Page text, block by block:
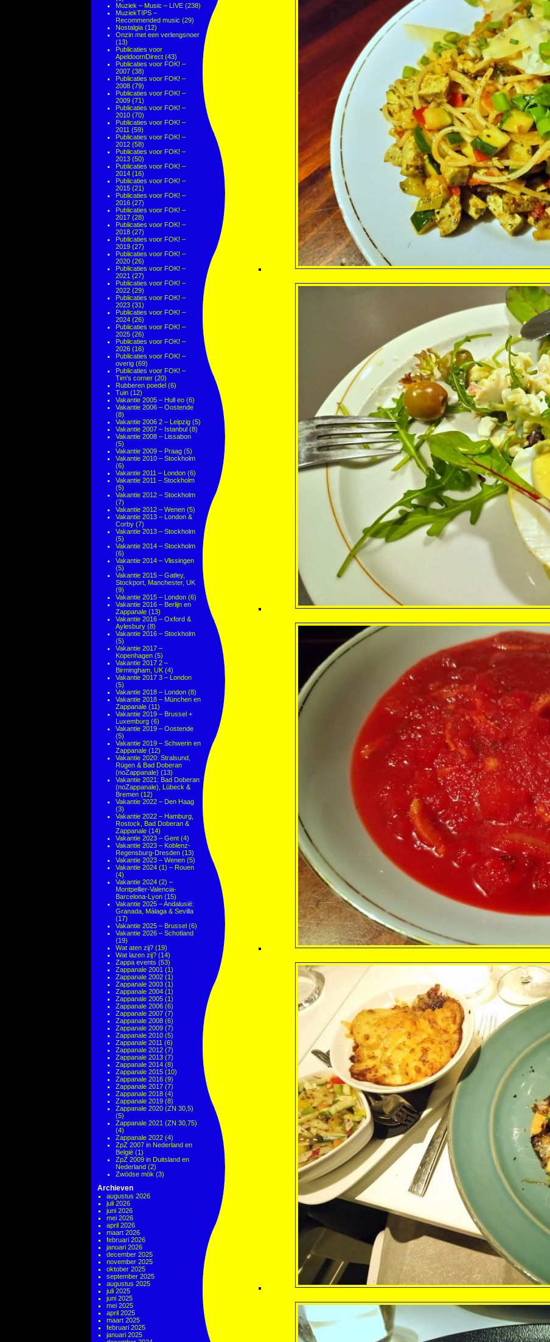
Muziek – Music – LIVE (238)
MuziekTIPS –
Recommended music (29)
Nostalgia (12)
Onzin met een verlengsnoer
(13)
Publicaties voor
ApeldoornDirect (43)
Publicaties voor FOK! –
2007 (38)
Publicaties voor FOK! –
2008 (79)
Publicaties voor FOK! –
2009 (71)
Publicaties voor FOK! –
2010 (70)
Publicaties voor FOK! –
2011 (59)
Publicaties voor FOK! –
2012 (58)
Publicaties voor FOK! –
2013 (50)
Publicaties voor FOK! –
2014 (16)
Publicaties voor FOK! –
2015 (21)
Publicaties voor FOK! –
2016 (27)
Publicaties voor FOK! –
2017 (28)
Publicaties voor FOK! –
2018 (27)
Publicaties voor FOK! –
2019 (27)
Publicaties voor FOK! –
2020 (26)
Publicaties voor FOK! –
2021 (27)
Publicaties voor FOK! –
2022 (29)
Publicaties voor FOK! –
2023 (31)
Publicaties voor FOK! –
2024 (26)
Publicaties voor FOK! –
2025 (26)
Publicaties voor FOK! –
2026 (16)
Publicaties voor FOK! –
overig (69)
Publicaties voor FOK! –
Tim's corner (20)
Rubberen poedel (6)
Tuin (12)
Vakantie 2005 – Hull eo (6)
Vakantie 2006 – Oostende
(8)
Vakantie 2006 2 – Leipzig (5)
Vakantie 2007 – Istanbul (8)
Vakantie 2008 – Lissabon
(5)
Vakantie 2009 – Praag (5)
Vakantie 2010 – Stockholm
(6)
Vakantie 2011 – London (6)
Vakantie 2011 – Stockholm
(5)
Vakantie 2012 – Stockholm
(7)
Vakantie 2012 – Wenen (5)
Vakantie 2013 – London &
Corby (7)
Vakantie 2013 – Stockholm
(5)
Vakantie 2014 – Stockholm
(6)
Vakantie 2014 – Vlissingen
(5)
Vakantie 2015 – Gatley,
Stockport, Manchester, UK
(9)
Vakantie 2015 – London (6)
Vakantie 2016 – Berlijn en
Zappanale (13)
Vakantie 2016 – Oxford &
Aylesbury (8)
Vakantie 2016 – Stockholm
(5)
Vakantie 2017 –
Kopenhagen (5)
Vakantie 2017 2 –
Birmingham, UK (4)
Vakantie 2017 3 – London
(5)
Vakantie 2018 – London (8)
Vakantie 2018 – München en
Zappanale (11)
Vakantie 2019 – Brussel +
Luxemburg (6)
Vakantie 2019 – Oostende
(5)
Vakantie 2019 – Schwerin en
Zappanale (12)
Vakantie 2020: Stralsund,
Rügen & Bad Doberan
(noZappanale) (13)
Vakantie 2021: Bad Doberan
(noZappanale), Lübeck &
Bremen (12)
Vakantie 2022 – Den Haag
(3)
Vakantie 2022 – Hamburg,
Rostock, Bad Doberan &
Zappanale (14)
Vakantie 2023 – Gent (4)
Vakantie 2023 – Koblenz-
Regensburg-Dresden (13)
Vakantie 2023 – Wenen (5)
Vakantie 2024 (1) – Rouen
(4)
Vakantie 2024 (2) –
Montpellier-Valencia-
Barcelona-Lyon (15)
Vakantie 2025 – Andalusië:
Granada, Málaga & Sevilla
(17)
Vakantie 2025 – Brussel (6)
Vakantie 2026 – Schotland
(19)
Wat aten zij? (19)
Wat lazen zij? (14)
Zappa events (53)
Zappanale 2001 (1)
Zappanale 2002 (1)
Zappanale 2003 (1)
Zappanale 2004 (1)
Zappanale 2005 (1)
Zappanale 2006 (6)
Zappanale 2007 (7)
Zappanale 2008 (6)
Zappanale 2009 (7)
Zappanale 2010 (5)
Zappanale 2011 (6)
Zappanale 2012 (7)
Zappanale 2013 (7)
Zappanale 2014 (8)
Zappanale 2015 (10)
Zappanale 2016 (9)
Zappanale 2017 (7)
Zappanale 2018 (4)
Zappanale 2019 (8)
Zappanale 2020 (ZN 30,5)
(5)
Zappanale 2021 (ZN 30,75)
(4)
Zappanale 2022 (4)
ZpZ 2007 in Nederland en
België (1)
ZpZ 2009 in Duitsland en
Nederland (2)
Zwödse mök (3)
Archieven
augustus 2026
juli 2026
juni 2026
mei 2026
april 2026
maart 2026
februari 2026
januari 2026
december 2025
november 2025
oktober 2025
september 2025
augustus 2025
juli 2025
juni 2025
mei 2025
april 2025
maart 2025
februari 2025
januari 2025